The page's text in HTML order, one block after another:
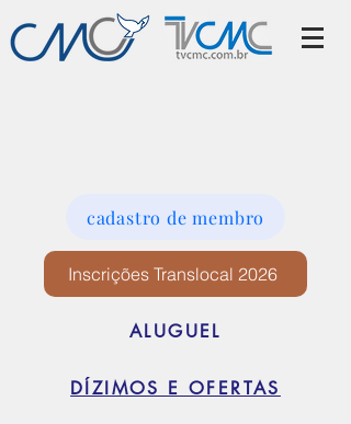
cadastro de membro
Inscrições Translocal 2026
ALUGUEL
DÍZIMOS E OFERTAS